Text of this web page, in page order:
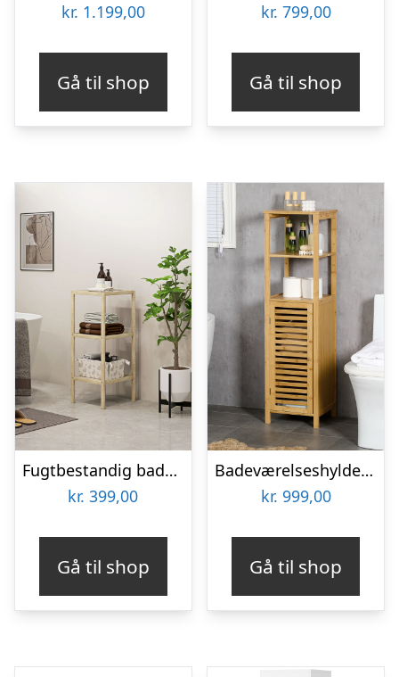
kr. 1.199,00
Gå til shop
kr. 799,00
Gå til shop
Fugtbestandig badeværelseshylde i bambus 33 x 31 x 78 cm
kr. 399,00
Gå til shop
Badeværelseshylde, skabsrum med lameldør, justerbare hylder, bambus, 33 x 30 x 120 cm
kr. 999,00
Gå til shop